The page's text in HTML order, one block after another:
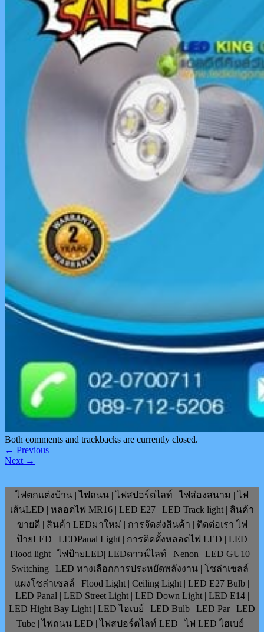
Both comments and trackbacks are currently closed.
← Previous
Next →
ไฟตกแต่งบ้าน | ไฟถนน | ไฟสปอร์ตไลท์ | ไฟส่องสนาม | ไฟ
เส้นLED | หลอดไฟ MR16 | LED E27 | LED Track light | สินค้า
ขายดี | สินค้า LEDมาใหม่ | การจัดส่งสินค้า | ติดต่อเรา ไฟ
ป้ายLED | LEDPanal Light | การติดตั้งหลอดไฟ LED | LED
Flood light | ไฟป้ายLED| LEDดาวน์ไลท์ | Nenon | LED GU10 |
Switching | LED ทางเลือกการประหยัดพลังงาน | โซล่าเซลล์ |
แผงโซล่าเซลล์ | Flood Light | Ceiling Light | LED E27 Bulb |
LED Panal | LED Street Light | LED Down Light | LED E14 |
LED Hight Bay Light | LED ไฮเบย์ | LED Bulb | LED Par | LED
Tube | ไฟถนน LED | ไฟสปอร์ตไลท์ LED | ไฟ LED ไฮเบย์ |